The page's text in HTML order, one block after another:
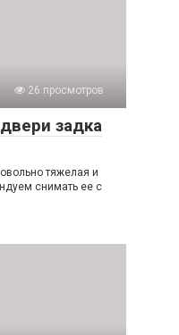
26 просмотров
задка
тяжелая и
снимать ее с